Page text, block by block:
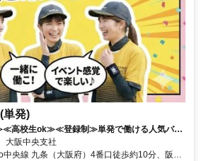
単発)
高校生ok≫≪登録制≫単発で働ける人気バイ
!!
大阪中央支社
中央線 九条（大阪府）4番口徒歩約10分、阪神